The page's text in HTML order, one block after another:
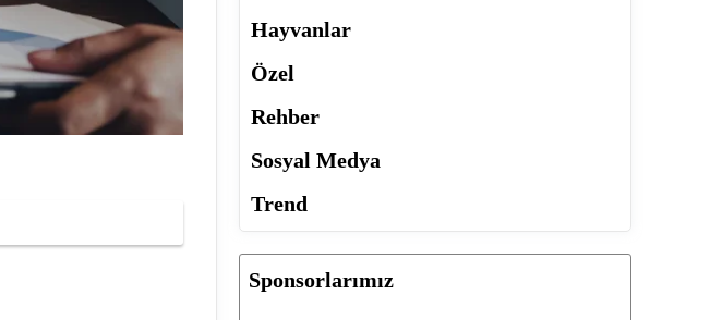
Hayvanlar
Özel
Rehber
Sosyal Medya
Trend
Sponsorlarımız